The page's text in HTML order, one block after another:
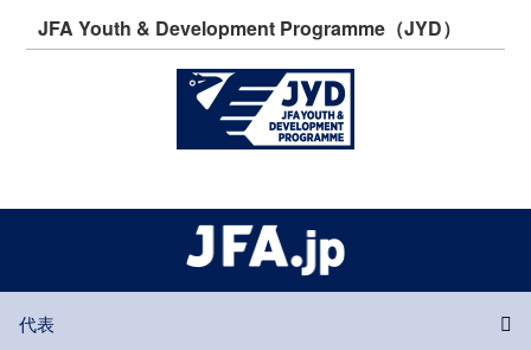
JFA Youth & Development Programme（JYD）
代表